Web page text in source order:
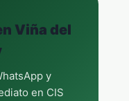
Viña del
y
en CIS